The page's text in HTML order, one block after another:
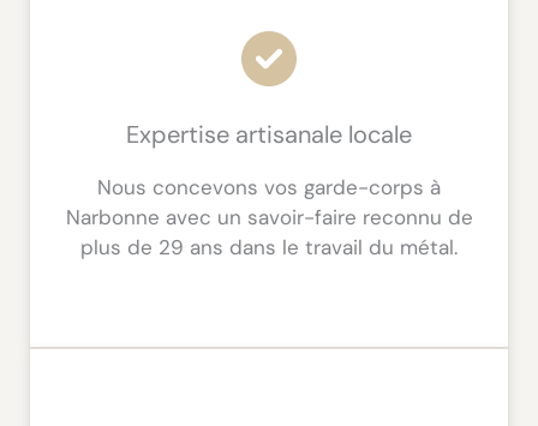
Expertise artisanale locale
Nous concevons vos garde-corps à
Narbonne avec un savoir-faire reconnu de
plus de 29 ans dans le travail du métal.